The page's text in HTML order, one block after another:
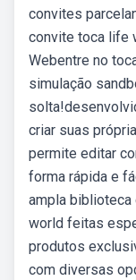
convites
convite toca life
Webentre no
simulação
criar suas
permite editar
forma rápida e
ampla biblioteca
world feitas
produtos
com diversas